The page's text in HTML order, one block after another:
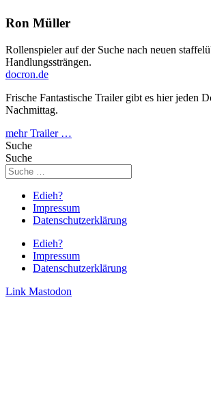
Ron Müller
Rollenspieler auf der Suche nach neuen
Handlungssträngen.
docron.de
Frische Fantastische Trailer gibt es hier jeden
Nachmittag.
mehr Trailer …
Suche
Suche
Edieh?
Impressum
Datenschutzerklärung
Edieh?
Impressum
Datenschutzerklärung
Link Mastodon